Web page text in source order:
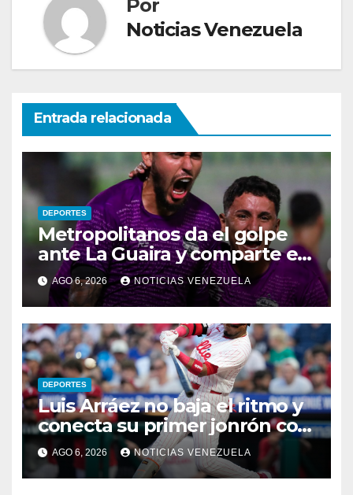
Por
Noticias Venezuela
Entrada relacionada
DEPORTES
Metropolitanos da el golpe
ante La Guaira y comparte el
liderato
AGO 6, 2026 NOTICIAS VENEZUELA
DEPORTES
Luis Arráez no baja el ritmo y
conecta su primer jonrón con
los Filis
AGO 6, 2026 NOTICIAS VENEZUELA